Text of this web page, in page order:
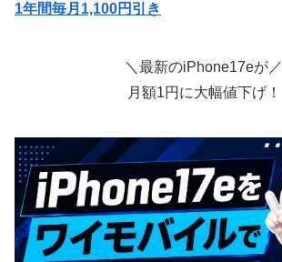
1年間毎月1,100円引き
＼最新のiPhone17eが／
月額1円に大幅値下げ！